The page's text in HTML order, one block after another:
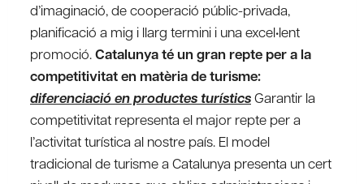
d’imaginació, de cooperació públic-privada,
planificació a mig i llarg termini i una excel•lent
promoció.Catalunya té un gran repte per a la
competitivitat en matèria de turisme:
diferenciació en productes turísticsGarantir la
competitivitat representa el major repte per a
l’activitat turística al nostre país. El model
tradicional de turisme a Catalunya presenta un cert